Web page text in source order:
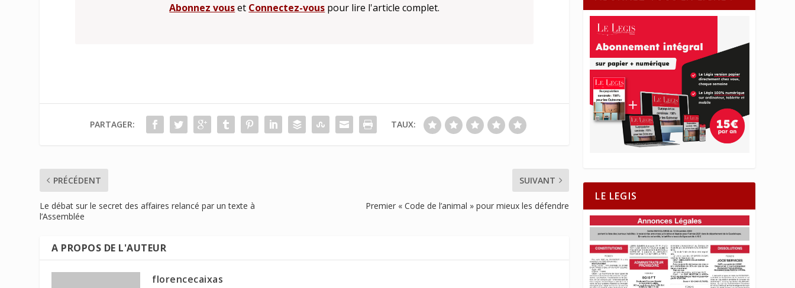
Abonnez vouset Connectez-vous pour lire l'article complet.
PARTAGER: TAUX:
PRÉCÉDENT
Le débat sur le secret des affaires relancé par un texte à
l’Assemblée
SUIVANT
Premier « Code de l’animal » pour mieux les défendre
A PROPOS DE L'AUTEUR
florencecaixas
LE LEGIS